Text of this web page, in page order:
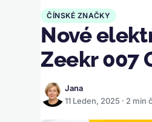
navigace
ČÍNSKÉ ZNAČKY
Nové
Zeekr 007
Jana
11 Leden, 2025 · 2 min